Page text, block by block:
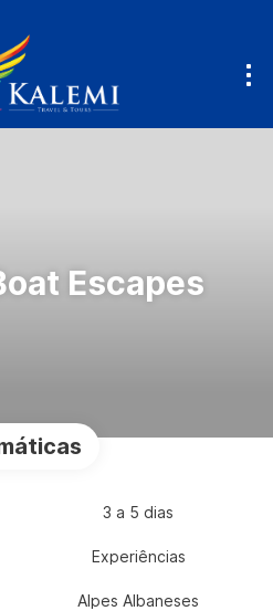
Escapes
3 a 5 dias
Experiências
Alpes Albaneses